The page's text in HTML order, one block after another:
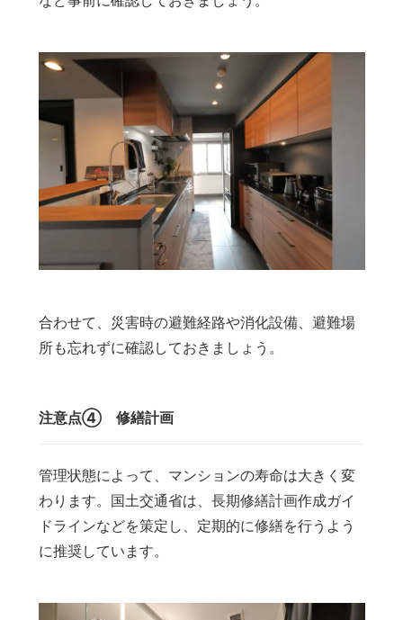
合わせて、災害時の避難経路や消化設備、避難場
所も忘れずに確認しておきましょう。
注意点④ 修繕計画
管理状態によって、マンションの寿命は大きく変
わります。国土交通省は、長期修繕計画作成ガイ
ドラインなどを策定し、定期的に修繕を行うよう
に推奨しています。